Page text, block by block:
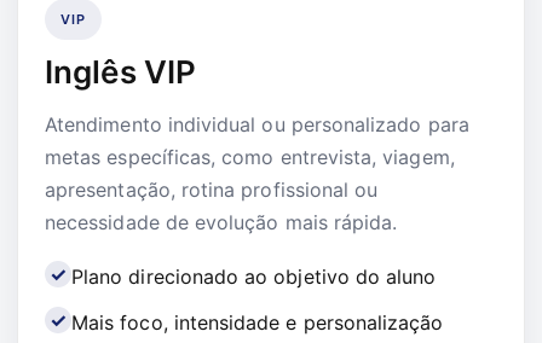
VIP
Inglês VIP
Atendimento individual ou personalizado para
metas específicas, como entrevista, viagem,
apresentação, rotina profissional ou
necessidade de evolução mais rápida.
Plano direcionado ao objetivo do aluno
Mais foco, intensidade e personalização